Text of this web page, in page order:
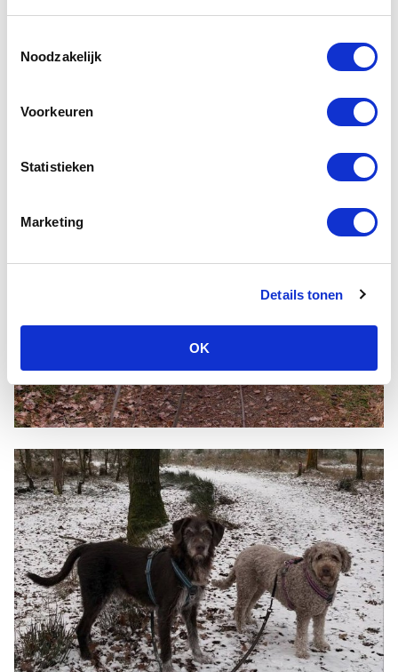
Noodzakelijk
Voorkeuren
Statistieken
Marketing
Details tonen
OK